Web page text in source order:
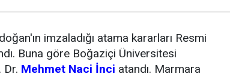
imzaladığı atama kararları Resmi
Buna göre Boğaziçi Üniversitesi
Dr. Mehmet Naci İnci atandı. Marmara